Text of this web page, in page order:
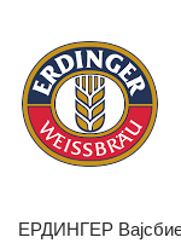
ЕРДИНГЕР